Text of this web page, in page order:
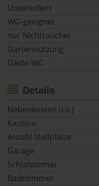
Unterkellert
WG-geeignet
nur Nichtraucher
Gartennutzung
Gäste-WC
Details
Nebenkosten (ca.)
Kaution
Anzahl Stellplätze
Garage
Schlafzimmer
Badezimmer